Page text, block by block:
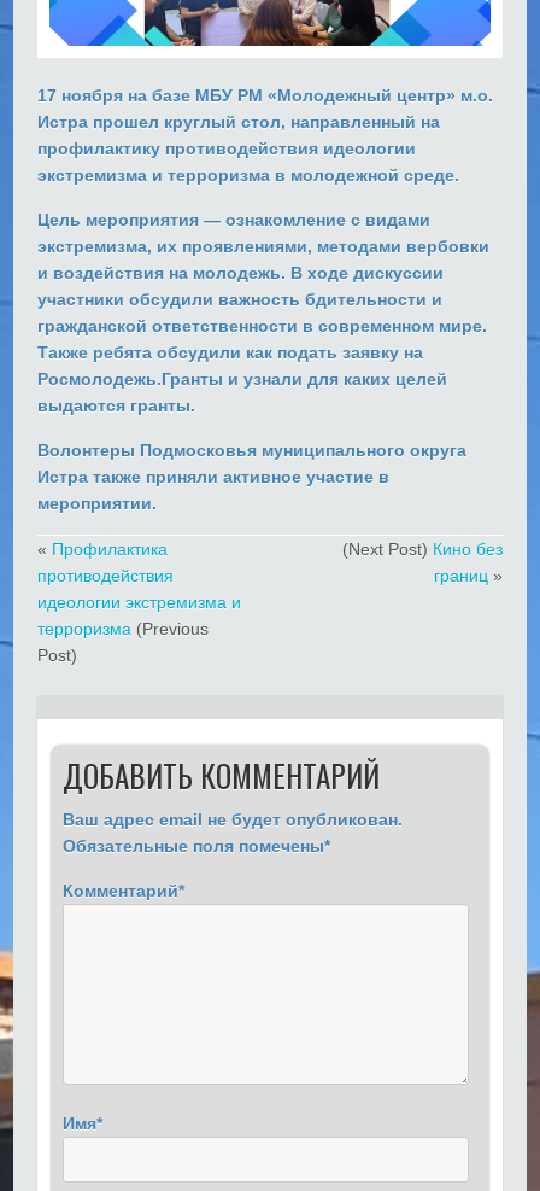
17 ноября на базе МБУ РМ «Молодежный центр» м.о.
Истра прошел круглый стол, направленный на
профилактику противодействия идеологии
экстремизма и терроризма в молодежной среде.
Цель мероприятия — ознакомление с видами
экстремизма, их проявлениями, методами вербовки
и воздействия на молодежь. В ходе дискуссии
участники обсудили важность бдительности и
гражданской ответственности в современном мире.
Также ребята обсудили как подать заявку на
Росмолодежь.Гранты и узнали для каких целей
выдаются гранты.
Волонтеры Подмосковья муниципального округа
Истра также приняли активное участие в
мероприятии.
« Профилактика
противодействия
идеологии экстремизма и
терроризма (Previous
Post)
(Next Post) Кино без
границ »
ДОБАВИТЬ КОММЕНТАРИЙ
Ваш адрес email не будет опубликован.
Обязательные поля помечены*
Комментарий*
Имя*